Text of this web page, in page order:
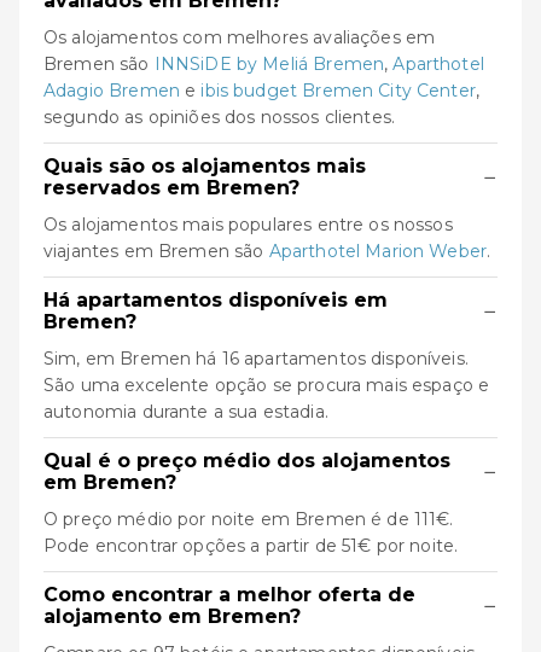
Os alojamentos com melhores avaliações em
Bremen são INNSiDE by Meliá Bremen,Aparthotel
Adagio Bremen e ibis budget Bremen City Center,
segundo as opiniões dos nossos clientes.
Quais são os alojamentos mais
reservados em Bremen?
−
Os alojamentos mais populares entre os nossos
viajantes em Bremen são Aparthotel Marion Weber.
Há apartamentos disponíveis em
Bremen?
−
Sim, em Bremen há 16 apartamentos disponíveis.
São uma excelente opção se procura mais espaço e
autonomia durante a sua estadia.
Qual é o preço médio dos alojamentos
em Bremen?
−
O preço médio por noite em Bremen é de 111€.
Pode encontrar opções a partir de 51€ por noite.
Como encontrar a melhor oferta de
alojamento em Bremen?
−